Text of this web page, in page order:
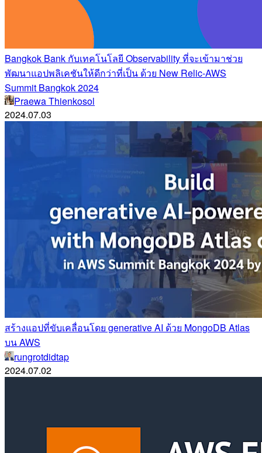
Bangkok Bank กับเทคโนโลยี Observability ที่จะเข้ามาช่วย
พัฒนาแอปพลิเคชันให้ดีกว่าที่เป็น ด้วย New Relic-AWS
Summit Bangkok 2024
Praewa Thienkosol
2024.07.03
สร้างแอปที่ขับเคลื่อนโดย generative AI ด้วย MongoDB Atlas
บน AWS
rungrotdidtap
2024.07.02